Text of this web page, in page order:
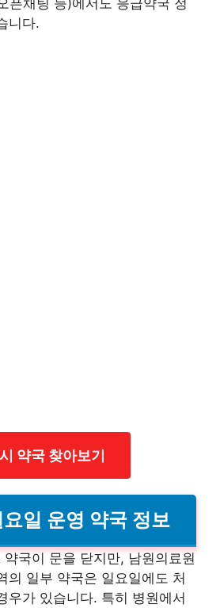
니다.
약국 찾아보기
일 운영 약국 정보
국이 문을 닫지만, 남원의료원
의 일부 약국은 일요일에도 처
우가 있습니다. 특히 병원에서